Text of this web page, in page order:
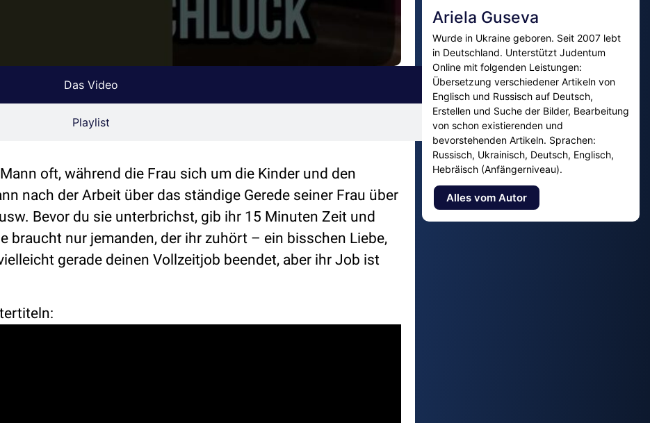
Das Video
Playlist
oft, während die Frau sich um die Kinder und den
nach der Arbeit über das ständige Gerede seiner Frau über
Bevor du sie unterbrichst, gib ihr 15 Minuten Zeit und
braucht nur jemanden, der ihr zuhört – ein bisschen Liebe,
gerade deinen Vollzeitjob beendet, aber ihr Job ist
Ariela Guseva
Wurde in Ukraine geboren. Seit 2007 lebt
in Deutschland. Unterstützt Judentum
Online mit folgenden Leistungen:
Übersetzung verschiedener Artikeln von
Englisch und Russisch auf Deutsch,
Erstellen und Suche der Bilder, Bearbeitung
von schon existierenden und
bevorstehenden Artikeln. Sprachen:
Russisch, Ukrainisch, Deutsch, Englisch,
Hebräisch (Anfängerniveau).
Alles vom Autor